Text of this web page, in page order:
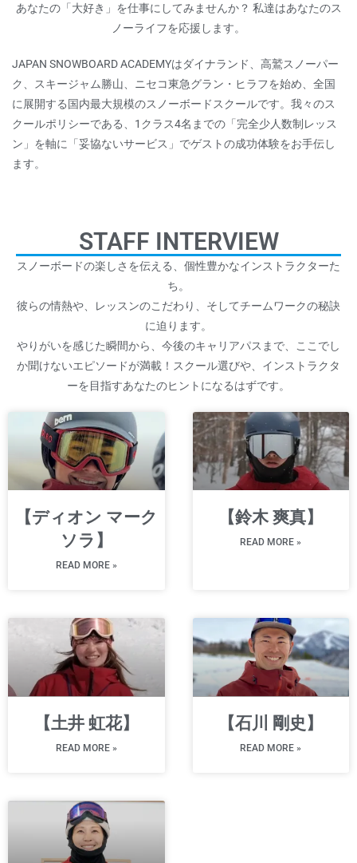
あなたの「大好き」を仕事にしてみませんか？ 私達はあなたのス
ノーライフを応援します。
JAPAN SNOWBOARD ACADEMYはダイナランド、高鷲スノーパー
ク、スキージャム勝山、ニセコ東急グラン・ヒラフを始め、全国
に展開する国内最大規模のスノーボードスクールです。 我々のス
クールポリシーである、1クラス4名までの「完全少人数制レッス
ン」を軸に「妥協ないサービス」でゲストの成功体験をお手伝し
ます。
STAFF INTERVIEW
スノーボードの楽しさを伝える、個性豊かなインストラクターた
ち。
彼らの情熱や、レッスンのこだわり、そしてチームワークの秘訣
に迫ります。
やりがいを感じた瞬間から、今後のキャリアパスまで、ここでし
か聞けないエピソードが満載！スクール選びや、インストラクタ
ーを目指すあなたのヒントになるはずです。
【ディオン マーク
ソラ】
READ MORE »
【鈴木 爽真】
READ MORE »
【土井 虹花】
READ MORE »
【石川 剛史】
READ MORE »